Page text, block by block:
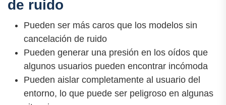
de ruido
Pueden ser más caros que los modelos sin
cancelación de ruido
Pueden generar una presión en los oídos que
algunos usuarios pueden encontrar incómoda
Pueden aislar completamente al usuario del
entorno, lo que puede ser peligroso en algunas